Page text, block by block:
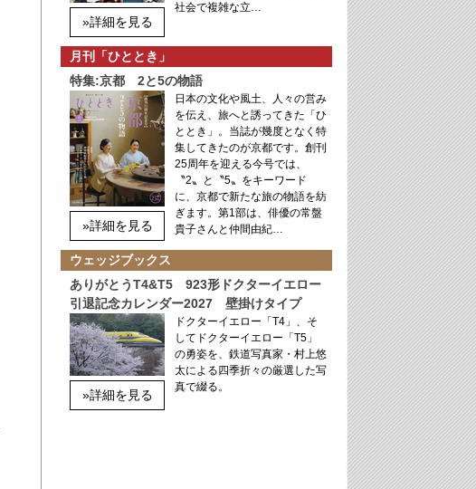
»詳細を見る
社会で複雑な立…
月刊「ひととき」
特集:京都 2と5の物語
»詳細を見る
日本の文化や風土、人々の営み
を伝え、旅へと誘ってきた「ひ
ととき」。当誌が幾度となく特
集してきたのが京都です。創刊
25周年を迎える今号では、
〝2〟と〝5〟をキーワード
に、京都で新たな旅の物語を紡
ぎます。第1部は、俳優の常盤
貴子さんと仲間由紀…
ウェッジブックス
ありがとうT4&T5 923形ドクターイエロー
引退記念カレンダー2027 壁掛けタイプ
»詳細を見る
ドクターイエロー「T4」、そ
してドクターイエロー「T5」
の勇姿を、鉄道写真家・村上悠
太による四季折々の厳選した写
真で綴る。